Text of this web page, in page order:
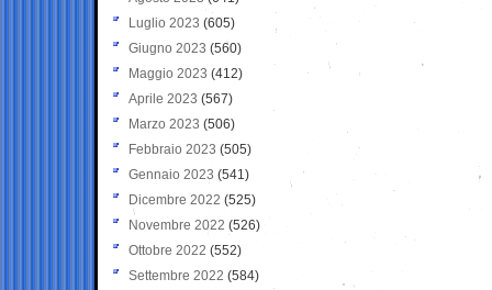
Luglio 2023 (605)
Giugno 2023 (560)
Maggio 2023 (412)
Aprile 2023 (567)
Marzo 2023 (506)
Febbraio 2023 (505)
Gennaio 2023 (541)
Dicembre 2022 (525)
Novembre 2022 (526)
Ottobre 2022 (552)
Settembre 2022 (584)